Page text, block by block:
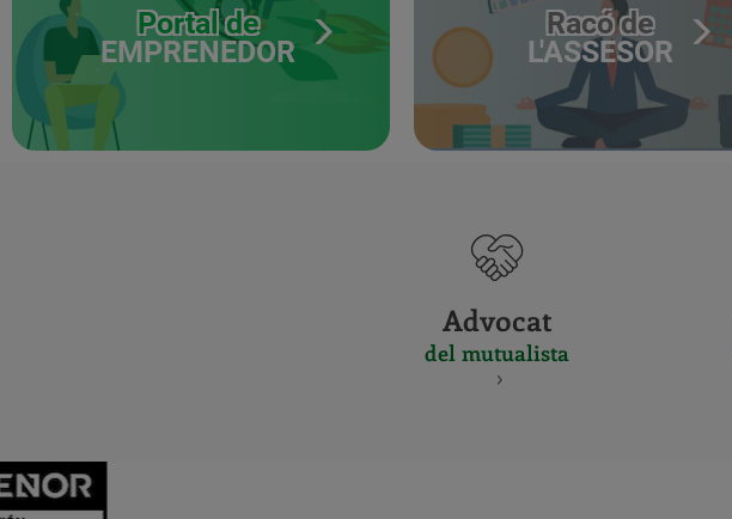
Portal de
EMPRENEDOR
Racó de
L'ASSESOR
Advocat
del mutualista